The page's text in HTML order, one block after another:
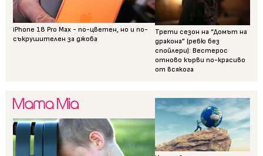
iPhone 18 Pro Max - по-цветен, но и по-
съкрушителен за джоба
Трети сезон на “Домът на
дракона” (ревю без
спойлери): Вестерос
отново кърви по-красиво
от всякога